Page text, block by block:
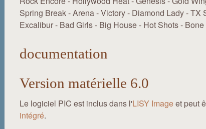
Spring Break - Arena - Victory - Diamond Lady - TX
Excalibur - Bad Girls - Big House - Hot Shots - Bone
documentation
Version matérielle 6.0
Le logiciel PIC est inclus dans l'LISY Imageet peut
intégré.